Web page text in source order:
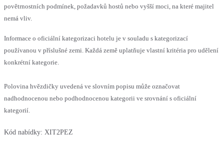
povětrnostních podmínek, požadavků hostů nebo vyšší moci, na které majitel
nemá vliv.
Informace o oficiální kategorizaci hotelu je v souladu s kategorizací
používanou v příslušné zemi. Každá země uplatňuje vlastní kritéria pro udělení
konkrétní kategorie.
Polovina hvězdičky uvedená ve slovním popisu může označovat
nadhodnocenou nebo podhodnocenou kategorii ve srovnání s oficiální
kategorií.
Kód nabídky: XIT2PEZ